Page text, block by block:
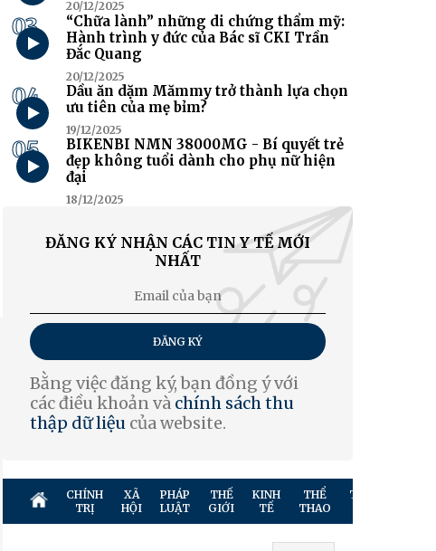
20/12/2025
03
“Chữa lành” những di chứng thẩm mỹ:
Hành trình y đức của Bác sĩ CKI Trần
Đắc Quang
20/12/2025
04
Dầu ăn dặm Mămmy trở thành lựa chọn
ưu tiên của mẹ bỉm?
19/12/2025
05
BIKENBI NMN 38000MG - Bí quyết trẻ
đẹp không tuổi dành cho phụ nữ hiện
đại
18/12/2025
ĐĂNG KÝ NHẬN CÁC TIN Y TẾ MỚI
NHẤT
ĐĂNG KÝ
Bằng việc đăng ký, bạn đồng ý với
các điều khoản và chính sách thu
thập dữ liệu của website.
CHÍNH
TRỊ
XÃ
HỘI
PHÁP
LUẬT
THẾ
GIỚI
KINH
TẾ
THỂ
THAO
TRUYỀN